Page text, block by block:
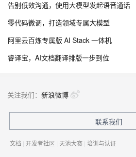
告别低效沟通，使用大模型发起语音通话
零代码微调，打造领域专属大模型
阿里云百炼专属版 AI Stack 一体机
睿译宝，AI文档翻译排版一步到位
关注我们： 新浪微博
联系我们
文档 | 开发者社区 | 天池大赛 | 培训与认证